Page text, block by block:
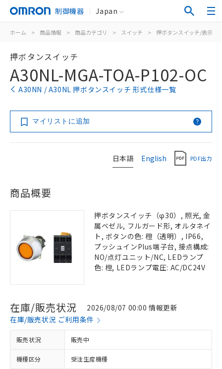
制御機器 Japan
ホーム > 商品情報 > 商品カテゴリ > スイッチ > 押ボタンスイッチ/表示灯
押ボタンスイッチ
A30NL-MGA-TOA-P102-OC
A30NN / A30NL 押ボタンスイッチ 形式仕様一覧
マイリストに追加
日本語 English PDF出力
商品概要
押ボタンスイッチ（φ30）, 照光, 金
属ベゼル, フルガード形, オルタネイ
ト, ボタンの色: 橙（透明）, IP66,
プッシュインPlus端子台, 接点構成:
NO/点灯ユニット/NC, LEDランプ
色: 橙, LEDランプ電圧: AC/DC24V
在庫/販売状況
2026/08/07 00:00 情報更新
在庫/販売状況 ご利用条件
販売状況 販売中
機種区分 受注生産機種